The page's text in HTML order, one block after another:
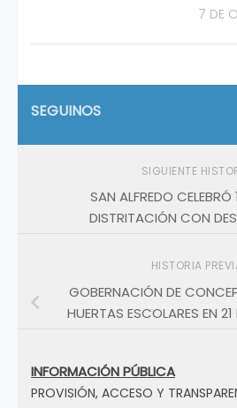
7 DE
SEGUINOS
SIGUIENTE
SAN ALFREDO
DISTRITACIÓN CON
HISTORIA
GOBERNACIÓN DE
HUERTAS ESCOLARES EN
INFORMACIÓN PÚBLICA
PROVISIÓN, ACCESO Y